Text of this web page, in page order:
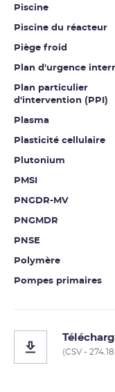
Piscine
Piscine du réacteur
Piège froid
Plan d'urgence
Plan particulier
d'intervention (PPI)
Plasma
Plasticité cellulaire
Plutonium
PMSI
PNGDR-MV
PNGMDR
PNSE
Polymère
Pompes primaires
(CSV -